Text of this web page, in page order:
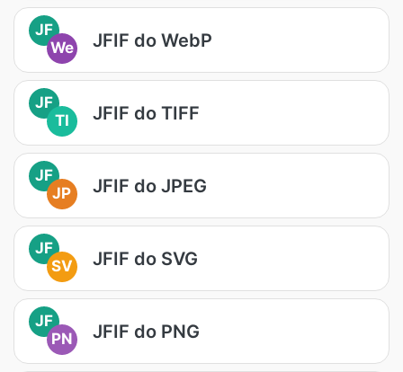
JF
We
JFIF do WebP
JF
TI
JFIF do TIFF
JF
JP
JFIF do JPEG
JF
SV
JFIF do SVG
JF
PN
JFIF do PNG